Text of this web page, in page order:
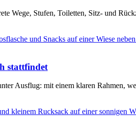
Wege, Stufen, Toiletten, Sitz- und
stattfindet
Ausflug: mit einem klaren Rahmen,